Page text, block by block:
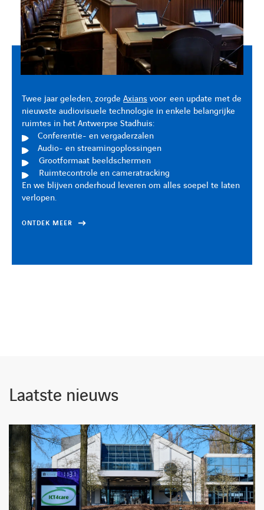
FACEBOOKLINKEDINYOUTUBE
Twee jaar geleden, zorgde Axians voor een update met de
nieuwste audiovisuele technologie in enkele belangrijke
ruimtes in het Antwerpse Stadhuis:
Conferentie- en vergaderzalen
Audio- en streamingoplossingen
Grootformaat beeldschermen
Ruimtecontrole en cameratracking
En we blijven onderhoud leveren om alles soepel te laten
verlopen.
ONTDEK MEER
Twee jaar geleden, zorgde Axians voor een update met de
nieuwste audiovisuele technologie in enkele belangrijke
ruimtes in het Antwerpse Stadhuis:
Conferentie- en vergaderzalen
Audio- en streamingoplossingen
Grootformaat beeldschermen
Ruimtecontrole en cameratracking
En we blijven onderhoud leveren om alles soepel te laten
verlopen.
ONTDEK MEER
Twee jaar geleden, zorgde Axians voor een update met de
nieuwste audiovisuele technologie in enkele belangrijke
ruimtes in het Antwerpse Stadhuis:
Conferentie- en vergaderzalen
Audio- en streamingoplossingen
Grootformaat beeldschermen
Ruimtecontrole en cameratracking
En we blijven onderhoud leveren om alles soepel te laten
verlopen.
ONTDEK MEER
Laatste nieuws